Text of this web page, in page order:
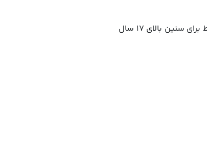
همچنین در همان بخش Content Restrictions، می‌توانید محدودیت سنی اعمال کنید. مثلاً اگر برنامه‌ای فقط برای سنین بالای ۱۷ سال